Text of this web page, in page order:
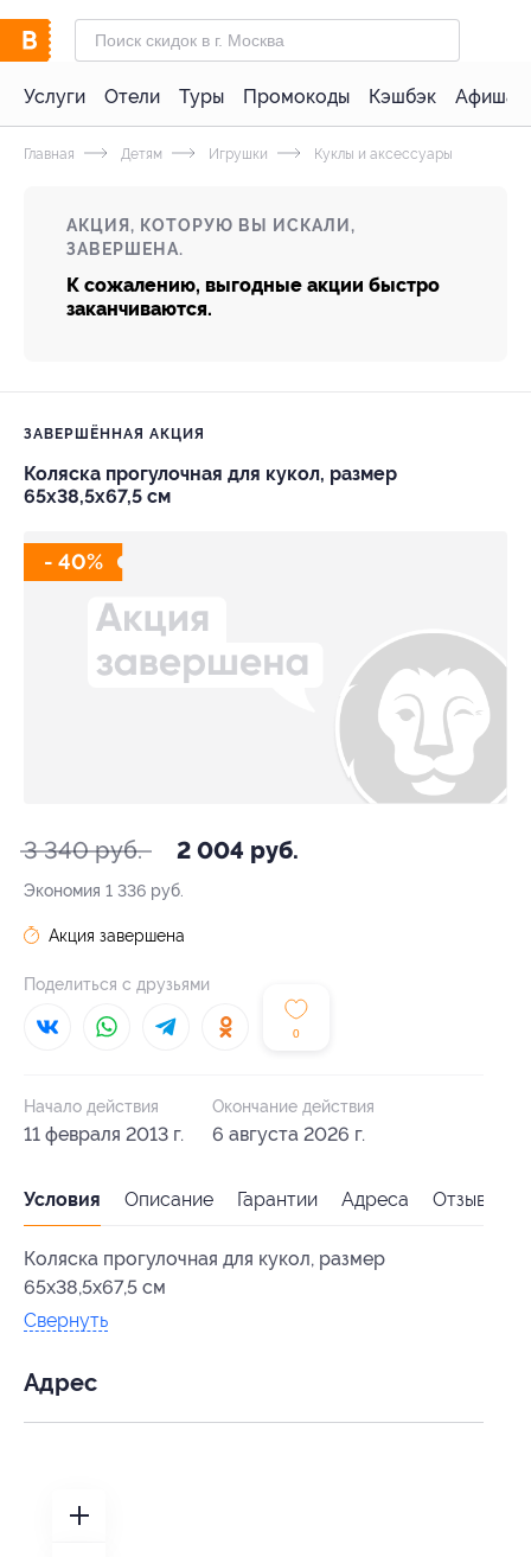
Услуги Отели Туры Промокоды Кэшбэк Афиша
Главная Детям Игрушки Куклы и аксессуары
АКЦИЯ, КОТОРУЮ ВЫ ИСКАЛИ,
ЗАВЕРШЕНА.
К сожалению, выгодные акции быстро
заканчиваются.
ЗАВЕРШЁННАЯ АКЦИЯ
Коляска прогулочная для кукол, размер
65x38,5x67,5 см
- 40%
3 340 руб. 2 004 руб.
Экономия 1 336 руб.
0
Акция завершена
Поделиться с друзьями
Начало действия
11 февраля 2013 г.
Окончание действия
6 августа 2026 г.
Условия Описание Гарантии Адреса Отзывы
Коляска прогулочная для кукол, размер
65x38,5x67,5 см
Свернуть
Адрес